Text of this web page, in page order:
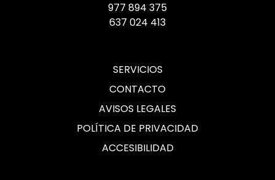
977 894 375
637 024 413
SERVICIOS
CONTACTO
AVISOS LEGALES
POLÍTICA DE PRIVACIDAD
ACCESIBILIDAD